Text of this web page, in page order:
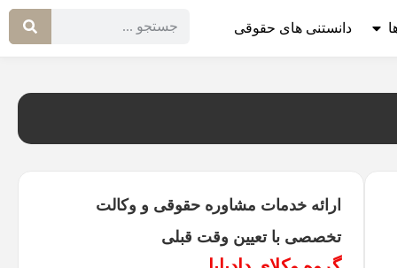
دانستنی های حقوقی
ارائه خدمات مشاوره حقوقی و وکالت
تخصصی با تعیین وقت قبلی